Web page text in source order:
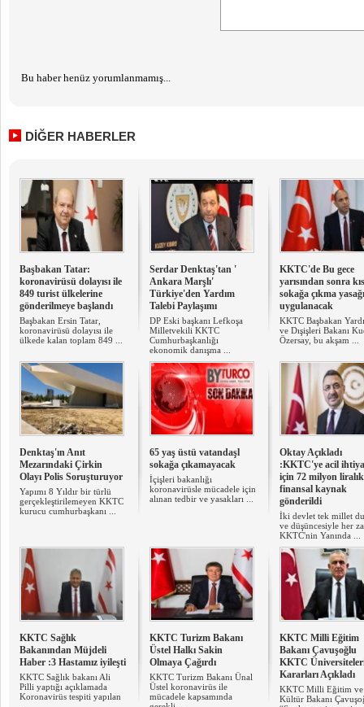
Bu haber henüz yorumlanmamış...
DİĞER HABERLER
Başbakan Tatar:
koronavirüsü dolayısı ile
849 turist ülkelerine
gönderilmeye başlandı
Başbakan Ersin Tatar,
koronavirüsü dolayısı ile
ülkede kalan toplam 849 ...
Serdar Denktaş'tan '
Ankara Marşlı'
Türkiye'den Yardım
Talebi Paylaşımı
DP Eski başkanı Lefkoşa
Milletvekili KKTC
Cumhurbaşkanlığı
ekonomik danışma ...
KKTC'de Bu gece
yarısından sonra
sokağa çıkma yasağı
uygulanacak
KKTC Başbakan
ve Dışişleri Bakanı
Özersay, bu akşam ...
Denktaş'ın Anıt
Mezarındaki Çirkin
Olayı Polis Soruşturuyor
Yapımı 8 Yıldır bir türlü
gerçekleştirilemeyen KKTC
kurucu cumhurbaşkanı ...
65 yaş üstü vatandaşl
sokağa çıkamayacak
İçişleri bakanlığı
koronavirüsle mücadele için
alınan tedbir ve yasakları ...
Oktay Açıkladı
:KKTC'ye acil
için 72 milyon liralık
finansal kaynak
gönderildi
İki devlet tek millet
ve düşüncesiyle her
KKTC'nin Yanında ...
KKTC Sağlık
Bakanından Müjdeli
Haber :3 Hastamız iyileşti
KKTC Sağlık bakanı Ali
Pilli yaptığı açıklamada
Koronavirüs tespiti yapılan
KKTC Turizm Bakanı
Üstel Halkı Sakin
Olmaya Çağırdı
KKTC Turizm Bakanı Ünal
Üstel koronavirüs ile
mücadele kapsamında
KKTC Milli Eğitim
Bakanı Çavuşoğlu
KKTC
Kararları Açıkladı
KKTC Milli Eğitim ve
Kültür Bakanı